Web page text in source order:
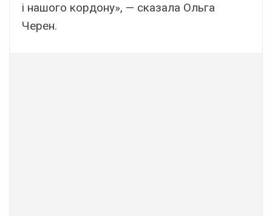
і нaшого коpдонy», — cкaзaлa Oльгa
Чepeн.